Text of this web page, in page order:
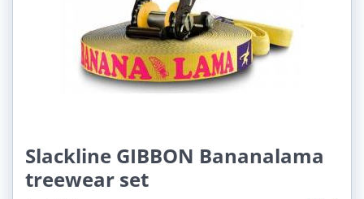
Slackline GIBBON Bananalama
treewear set